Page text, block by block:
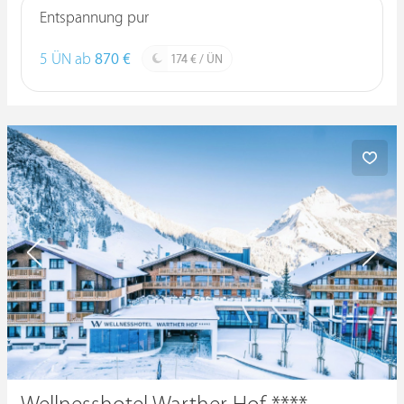
Entspannung pur
5 ÜN ab 870 € 174 € / ÜN